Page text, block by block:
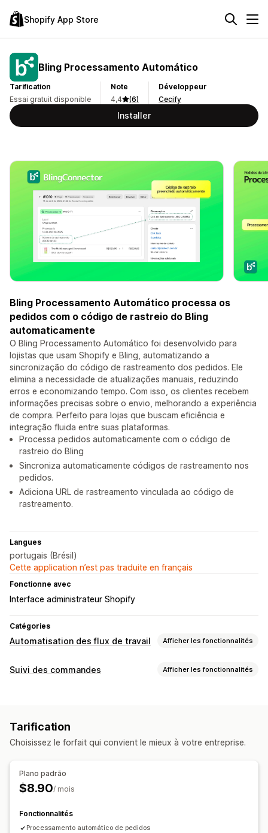
Shopify App Store
Bling Processamento Automático
Tarification
Essai gratuit disponible
Note
4,4
(6)
Développeur
Cecify
Installer
Bling Processamento Automático processa os
pedidos com o código de rastreio do Bling
automaticamente
O Bling Processamento Automático foi desenvolvido para
lojistas que usam Shopify e Bling, automatizando a
sincronização do código de rastreamento dos pedidos. Ele
elimina a necessidade de atualizações manuais, reduzindo
erros e economizando tempo. Com isso, os clientes recebem
informações precisas sobre o envio, melhorando a experiência
de compra. Perfeito para lojas que buscam eficiência e
integração fluida entre suas plataformas.
Processa pedidos automaticamente com o código de
rastreio do Bling
Sincroniza automaticamente códigos de rastreamento nos
pedidos.
Adiciona URL de rastreamento vinculada ao código de
rastreamento.
Langues
portugais (Brésil)
Cette application n’est pas traduite en français
Fonctionne avec
Interface administrateur Shopify
Catégories
Automatisation des flux de travail Afficher les fonctionnalités
Automatisation des tâches
Suivi des commandes Afficher les fonctionnalités
Tarification
Choisissez le forfait qui convient le mieux à votre entreprise.
Plano padrão
$8.90/ mois
Fonctionnalités
Processamento automático de pedidos